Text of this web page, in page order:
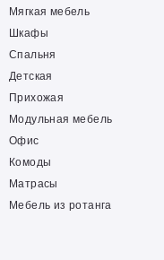
Мягкая мебель
Шкафы
Спальня
Детская
Прихожая
Модульная мебель
Офис
Комоды
Матрасы
Мебель из ротанга